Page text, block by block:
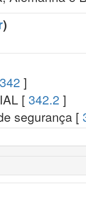
)
342 ]
[ 342.2 ]
segurança [